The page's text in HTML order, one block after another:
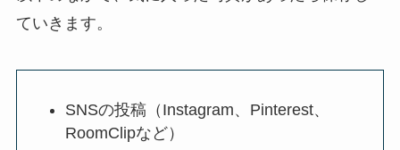
ていきます。
SNSの投稿（Instagram、Pinterest、
RoomClipなど）